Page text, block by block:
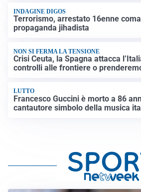
INDAGINE DIGOS
Terrorismo, arrestato 16enne
propaganda jihadista
NON SI FERMA LA TENSIONE
Crisi Ceuta, la Spagna attacca
controlli alle frontiere o
LUTTO
Francesco Guccini è morto a 86
cantautore simbolo della musica